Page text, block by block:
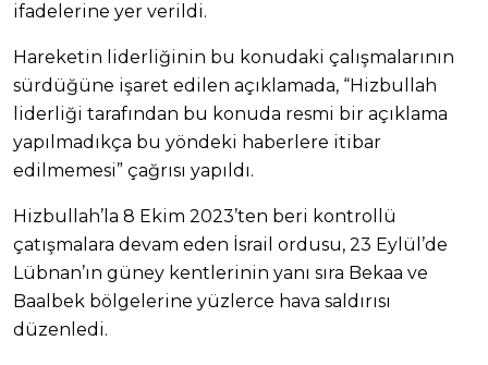
ifadelerine yer verildi.
Hareketin liderliğinin bu konudaki çalışmalarının
sürdüğüne işaret edilen açıklamada, “Hizbullah
liderliği tarafından bu konuda resmi bir açıklama
yapılmadıkça bu yöndeki haberlere itibar
edilmemesi” çağrısı yapıldı.
Hizbullah’la 8 Ekim 2023’ten beri kontrollü
çatışmalara devam eden İsrail ordusu, 23 Eylül’de
Lübnan’ın güney kentlerinin yanı sıra Bekaa ve
Baalbek bölgelerine yüzlerce hava saldırısı
düzenledi.